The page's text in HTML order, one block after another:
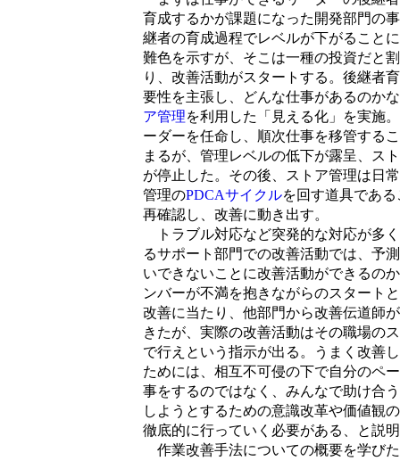
育成するかが課題になった開発部門の
継者の育成過程でレベルが下がること
難色を示すが、そこは一種の投資だと
り、改善活動がスタートする。後継者
要性を主張し、どんな仕事があるのか
ア管理を利用した「見える化」を実施
ーダーを任命し、順次仕事を移管する
まるが、管理レベルの低下が露呈、ス
が停止した。その後、ストア管理は日
管理のPDCAサイクルを回す道具であ
再確認し、改善に動き出す。
トラブル対応など突発的な対応が多
るサポート部門での改善活動では、予
いできないことに改善活動ができるの
ンバーが不満を抱きながらのスタート
改善に当たり、他部門から改善伝道師
きたが、実際の改善活動はその職場の
で行えという指示が出る。うまく改善
ためには、相互不可侵の下で自分のペ
事をするのではなく、みんなで助け合
しようとするための意識改革や価値観
徹底的に行っていく必要がある、と説
作業改善手法についての概要を学び